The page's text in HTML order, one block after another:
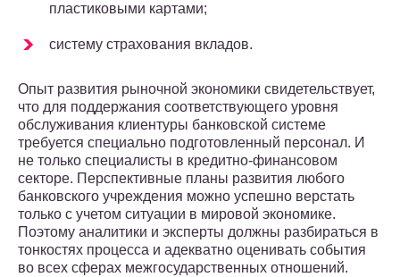
пластиковыми картами;
систему страхования вкладов.
Опыт развития рыночной экономики свидетельствует,
что для поддержания соответствующего уровня
обслуживания клиентуры банковской системе
требуется специально подготовленный персонал. И
не только специалисты в кредитно-финансовом
секторе. Перспективные планы развития любого
банковского учреждения можно успешно верстать
только с учетом ситуации в мировой экономике.
Поэтому аналитики и эксперты должны разбираться в
тонкостях процесса и адекватно оценивать события
во всех сферах межгосударственных отношений.